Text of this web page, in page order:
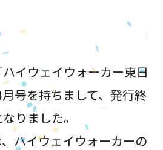
イウェイウォーカー東日
号を持ちまして、発行終
りました。
ハイウェイウォーカーの